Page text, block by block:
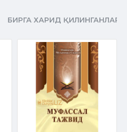
БИРГА ХАРИД ҚИЛИНГАНЛАР